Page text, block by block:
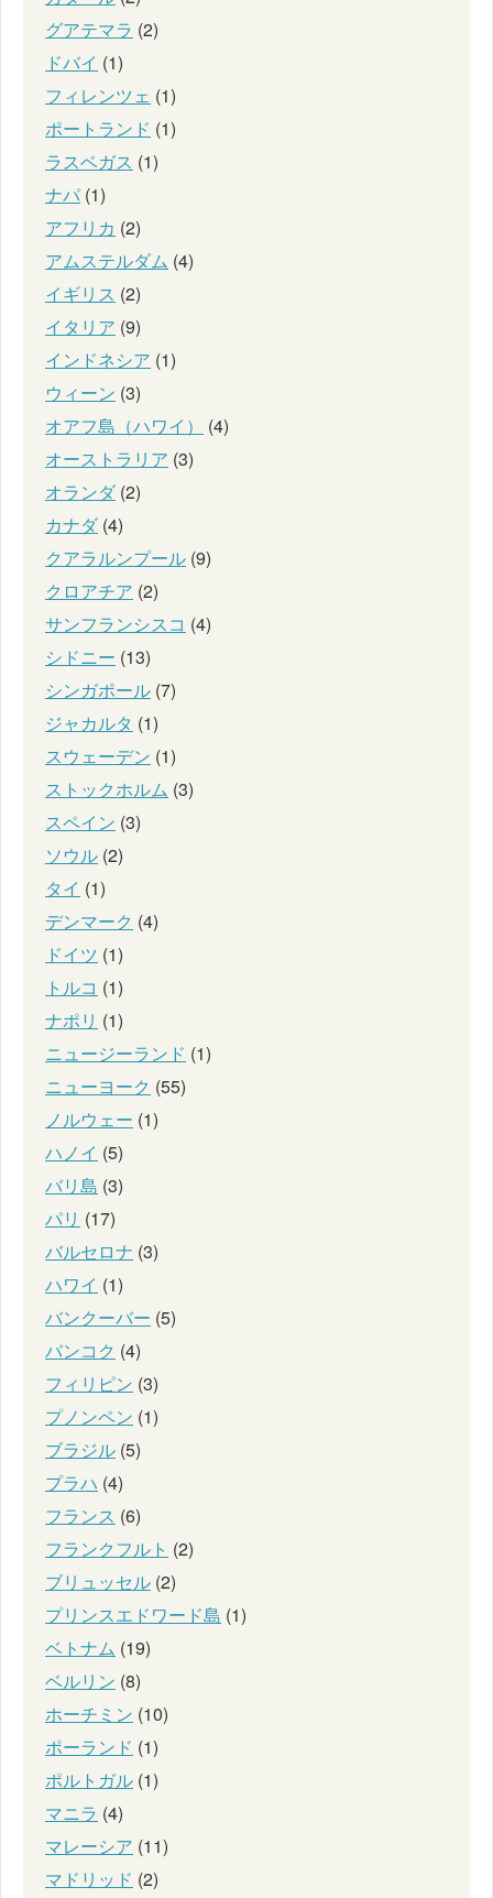
グアテマラ (2)
ドバイ (1)
フィレンツェ (1)
ポートランド (1)
ラスベガス (1)
ナパ (1)
アフリカ (2)
アムステルダム (4)
イギリス (2)
イタリア (9)
インドネシア (1)
ウィーン (3)
オアフ島（ハワイ）
(4)
オーストラリア (3)
オランダ(2)
カナダ(4)
クアラルンプール (9)
クロアチア (2)
サンフランシスコ (4)
シドニー (13)
シンガポール (7)
ジャカルタ (1)
スウェーデン (1)
ストックホルム (3)
スペイン (3)
ソウル (2)
タイ (1)
デンマーク (4)
ドイツ (1)
トルコ (1)
ナポリ (1)
ニュージーランド (1)
ニューヨーク (55)
ノルウェー (1)
ハノイ (5)
バリ島 (3)
パリ (17)
バルセロナ (3)
ハワイ (1)
バンクーバー (5)
バンコク (4)
フィリピン (3)
プノンペン (1)
ブラジル (5)
プラハ (4)
フランス (6)
フランクフルト (2)
ブリュッセル (2)
プリンスエドワード島 (1)
ベトナム (19)
ベルリン (8)
ホーチミン (10)
ポーランド (1)
ポルトガル (1)
マニラ (4)
マレーシア (11)
マドリッド (2)